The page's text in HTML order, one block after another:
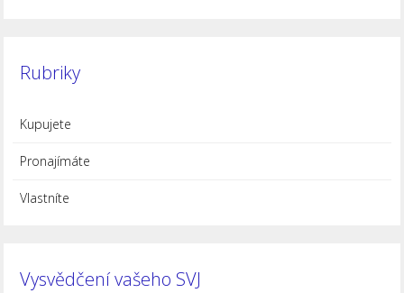
Rubriky
Kupujete
Pronajímáte
Vlastníte
Vysvědčení vašeho SVJ